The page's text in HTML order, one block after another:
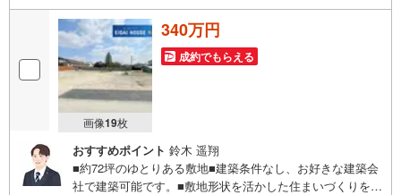
画像19枚
340万円
成約でもらえる
おすすめポイント 鈴木 遥翔
■約72坪のゆとりある敷地■建築条件なし、お好きな建築会
社で建築可能です。■敷地形状を活かした住まいづくりをご